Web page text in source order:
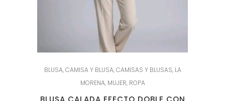
BLUSA,CAMISA Y BLUSA,CAMISAS Y BLUSAS, LA
MORENA, MUJER, ROPA